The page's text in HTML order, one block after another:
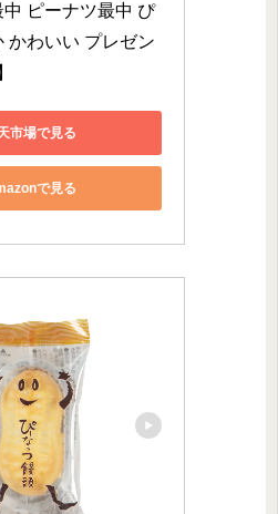
中 ピーナツ最中 ぴ
かわいい プレゼン
市場で見る
で見る